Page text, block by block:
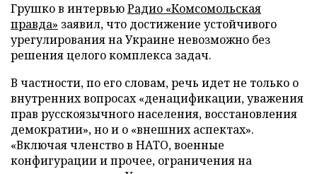
Грушко в интервьюРадио «Комсомольская
правда» заявил, что достижение устойчивого
урегулирования на Украине невозможно без
решения целого комплекса задач.
В частности, по его словам, речь идет не только о
внутренних вопросах «денацификации, уважения
прав русскоязычного населения, восстановления
демократии», но и о «внешних аспектах».
«Включая членство в НАТО, военные
конфигурации и прочее, ограничения на